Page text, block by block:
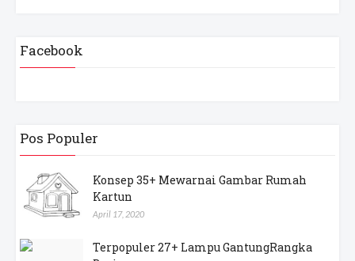
Facebook
Pos Populer
Konsep 35+ Mewarnai Gambar Rumah
Kartun
April 17, 2020
Terpopuler 27+ Lampu GantungRangka